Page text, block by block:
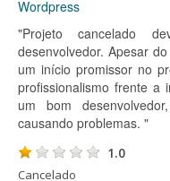
Wordpress
"Projeto cancelado
desenvolvedor. Apesar
um início promissor no
profissionalismo frente a
um bom
causando problemas. "
1.0
Cancelado